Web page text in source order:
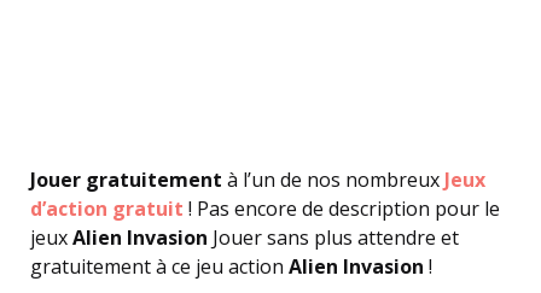
Jouer gratuitement à l’un de nos nombreux Jeux
d’action gratuit ! Pas encore de description pour le
jeuxAlien Invasion Jouer sans plus attendre et
gratuitement à ce jeu action Alien Invasion !